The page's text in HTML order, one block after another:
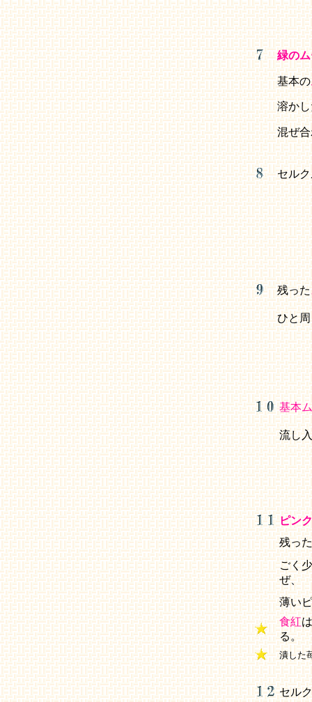
緑の
基本の
溶か
混ぜ
セル
残った
ひと
基本
流し
ピン
残った
ごく
ぜ、
薄い
食紅
る。
潰した
セル